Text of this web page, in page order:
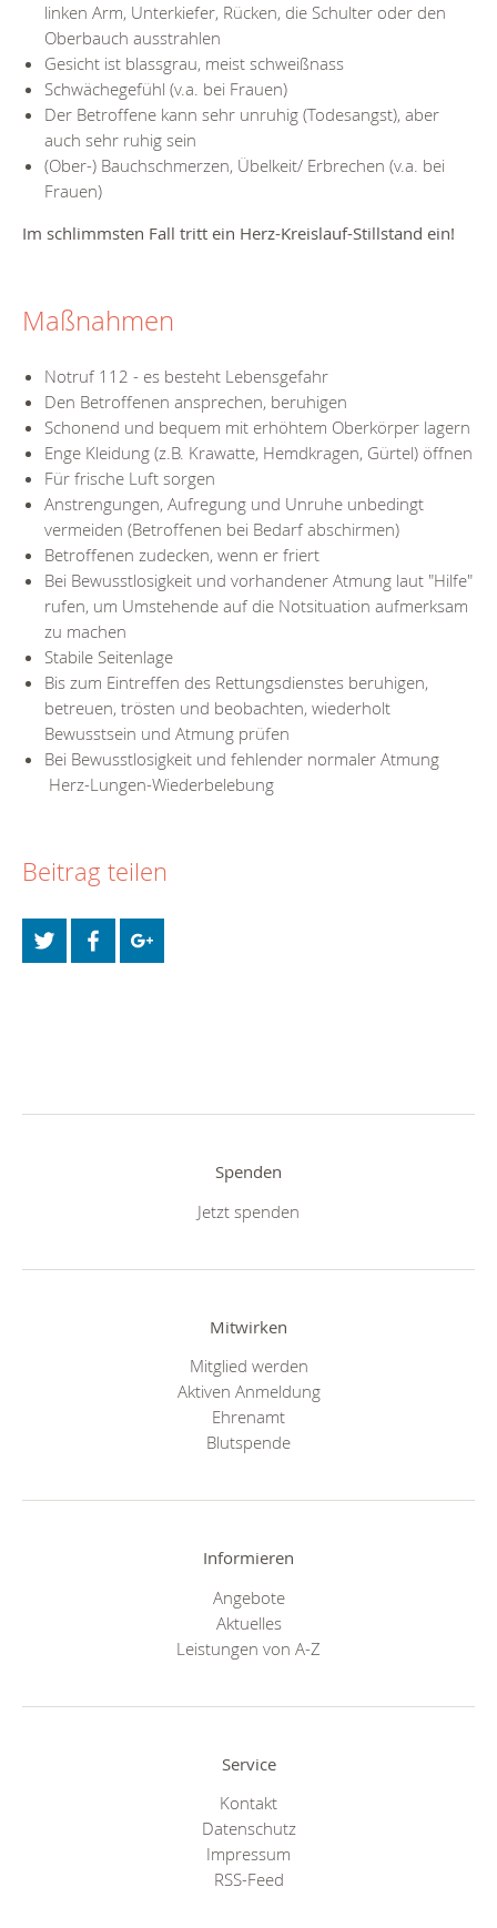
linken Arm, Unterkiefer, Rücken, die Schulter oder den
Oberbauch ausstrahlen
Gesicht ist blassgrau, meist schweißnass
Schwächegefühl (v.a. bei Frauen)
Der Betroffene kann sehr unruhig (Todesangst), aber
auch sehr ruhig sein
(Ober-) Bauchschmerzen, Übelkeit/ Erbrechen (v.a. bei
Frauen)
Im schlimmsten Fall tritt ein Herz-Kreislauf-Stillstand ein!
Maßnahmen
Notruf 112 - es besteht Lebensgefahr
Den Betroffenen ansprechen, beruhigen
Schonend und bequem mit erhöhtem Oberkörper lagern
Enge Kleidung (z.B. Krawatte, Hemdkragen, Gürtel) öffnen
Für frische Luft sorgen
Anstrengungen, Aufregung und Unruhe unbedingt
vermeiden (Betroffenen bei Bedarf abschirmen)
Betroffenen zudecken, wenn er friert
Bei Bewusstlosigkeit und vorhandener Atmung laut "Hilfe"
rufen, um Umstehende auf die Notsituation aufmerksam
zu machen
Stabile Seitenlage
Bis zum Eintreffen des Rettungsdienstes beruhigen,
betreuen, trösten und beobachten, wiederholt
Bewusstsein und Atmung prüfen
Bei Bewusstlosigkeit und fehlender normaler Atmung
Herz-Lungen-Wiederbelebung
Beitrag teilen
Spenden
Jetzt spenden
Mitwirken
Mitglied werden
Aktiven Anmeldung
Ehrenamt
Blutspende
Informieren
Angebote
Aktuelles
Leistungen von A-Z
Service
Kontakt
Datenschutz
Impressum
RSS-Feed